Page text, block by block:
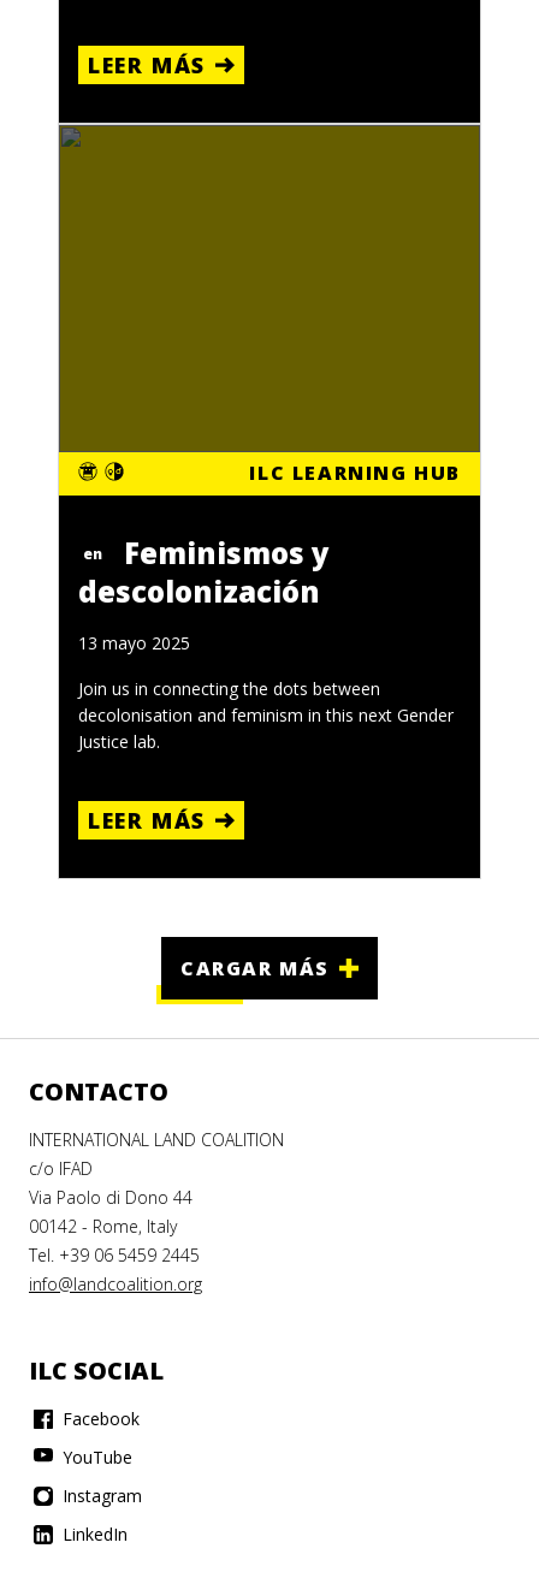
LEER MÁS
ILC LEARNING HUB
en
Feminismos y
descolonización
13 mayo 2025
Join us in connecting the dots between
decolonisation and feminism in this next Gender
Justice lab.
LEER MÁS
CARGAR MÁS
CONTACTO
INTERNATIONAL LAND COALITION
c/o IFAD
Via Paolo di Dono 44
00142 - Rome, Italy
Tel. +39 06 5459 2445
info@landcoalition.org
ILC SOCIAL
Facebook
YouTube
Instagram
LinkedIn